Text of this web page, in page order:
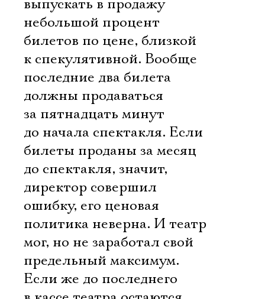
выпускать в продажу
небольшой процент
билетов по цене, близкой
к спекулятивной. Вообще
последние два билета
должны продаваться
за пятнадцать минут
до начала спектакля. Если
билеты проданы за месяц
до спектакля, значит,
директор совершил
ошибку, его ценовая
политика неверна. И театр
мог, но не заработал свой
предельный максимум.
Если же до последнего